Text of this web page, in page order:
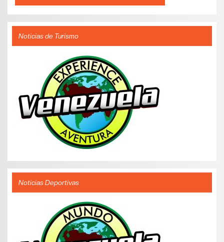
Noticias de Turismo
Noticias Deportivas